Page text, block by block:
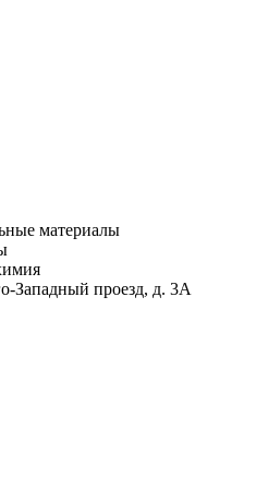
материалы
Западный проезд, д. 3А